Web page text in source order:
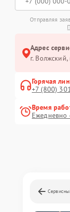
Отправляя
Адрес
г.
Горячая
+7 (800)
Время
Ежедневно